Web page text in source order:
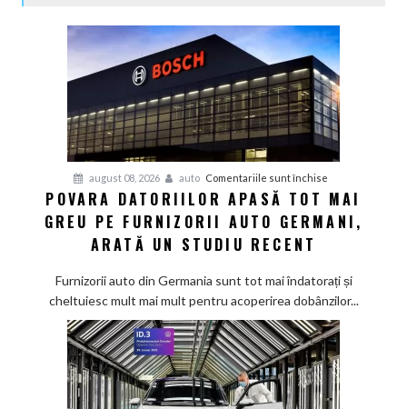
august 08, 2026 auto Comentariile sunt închise
Povara
datoriilor
mai
greu
furnizorii
auto
germani,
arată
POVARA DATORIILOR APASĂ TOT MAI
GREU PE FURNIZORII AUTO GERMANI,
ARATĂ UN STUDIU RECENT
Furnizorii auto din Germania sunt tot mai îndatorați și
cheltuiesc mult mai mult pentru acoperirea dobânzilor...